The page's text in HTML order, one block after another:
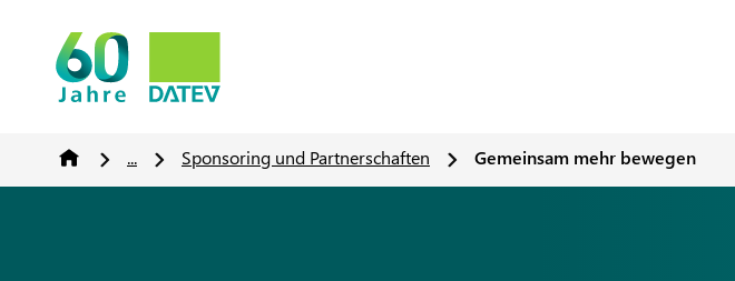
... Sponsoring und Partnerschaften Gemeinsam mehr bewegen